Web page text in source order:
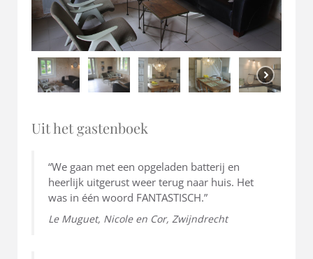
Uit het gastenboek
“We gaan met een opgeladen batterij en
heerlijk uitgerust weer terug naar huis. Het
was in één woord FANTASTISCH.”
Le Muguet, Nicole en Cor, Zwijndrecht